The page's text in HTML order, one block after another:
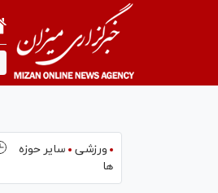
ورزشی
سایر حوزه
ها